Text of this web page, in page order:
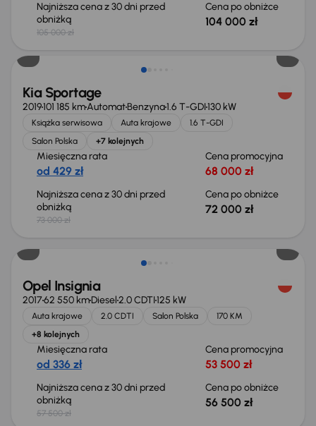
Najniższa cena z 30 dni przed
obniżką
105 000 zł
Cena po obniżce
104 000 zł
Taniej o 1 000 zł
Kia Sportage
2019101 185 kmAutomatBenzyna1.6 T-GDI130 kW
Książka serwisowa Auta krajowe
1.6 T-GDI
Salon Polska
+7 kolejnych
Miesięczna rata
od 429 zł
Cena promocyjna
68 000 zł
Najniższa cena z 30 dni przed
obniżką
73 000 zł
Cena po obniżce
72 000 zł
Opel Insignia
201762 550 kmDiesel2.0 CDTI125 kW
Auta krajowe 2.0 CDTI Salon Polska
170 KM
+8 kolejnych
Miesięczna rata
od 336 zł
Cena promocyjna
53 500 zł
Najniższa cena z 30 dni przed
obniżką
57 500 zł
Cena po obniżce
56 500 zł
Możliwość odliczenia VAT